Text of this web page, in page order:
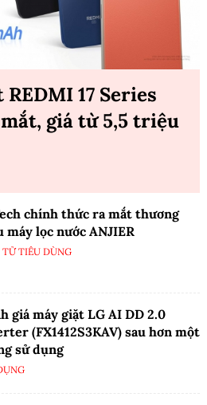
17 Series
giá từ 5,5 triệu
chính thức ra mắt thương
máy lọc nước ANJIER
TIÊU DÙNG
giá máy giặt LG AI DD 2.0
(FX1412S3KAV) sau hơn một
sử dụng